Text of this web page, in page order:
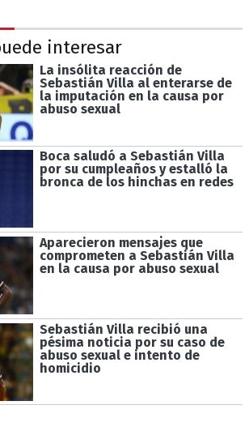
interesar
La insólita reacción de
Sebastián Villa al enterarse de
la imputación en la causa por
abuso sexual
Boca saludó a Sebastián Villa
por su cumpleaños y estalló la
bronca de los hinchas en redes
Aparecieron mensajes que
comprometen a Sebastián Villa
en la causa por abuso sexual
Sebastián Villa recibió una
pésima noticia por su caso de
abuso sexual e intento de
homicidio